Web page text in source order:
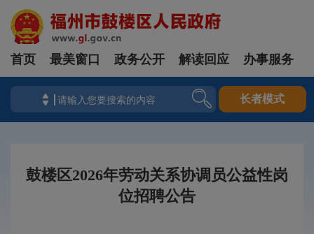
首页 最美窗口 政务公开 解读回应 办事服务
长者模式
鼓楼区2026年劳动关系协调员公益性岗
位招聘公告